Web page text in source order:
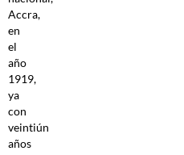
Accra,
en
el
año
1919,
ya
con
veintiún
años